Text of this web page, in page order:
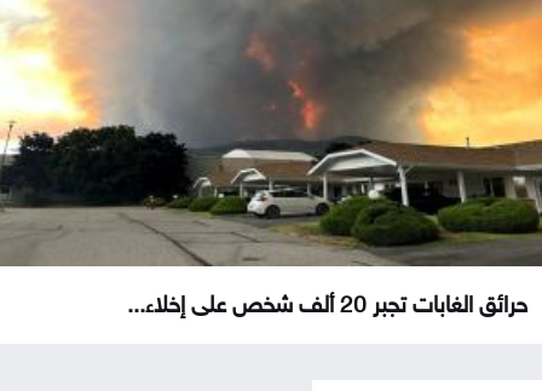
حرائق الغابات تجبر 20 ألف شخص على إخلاء...